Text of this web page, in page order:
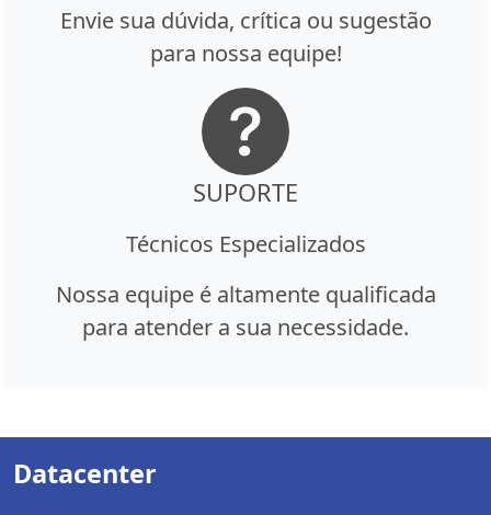
Envie sua dúvida, crítica ou sugestão
para nossa equipe!
SUPORTE
Técnicos Especializados
Nossa equipe é altamente qualificada
para atender a sua necessidade.
Datacenter